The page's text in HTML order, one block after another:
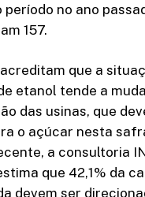
período no ano
157.
que a
etanol tende a
das usinas, que
o açúcar nesta
a consultoria
que 42,1% da
devem ser